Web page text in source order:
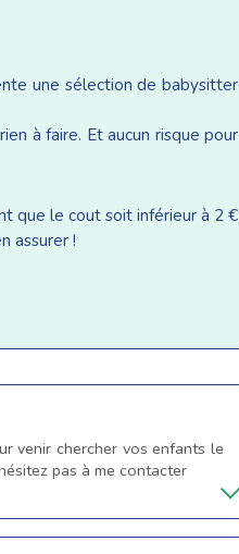
une sélection de babysitter
à faire. Et aucun risque pour
que le cout soit inférieur à 2 €
assurer !
venir chercher vos enfants le
pas à me contacter